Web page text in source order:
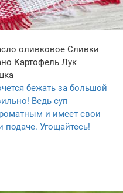
оливковое Сливки
Картофель Лук
бежать за большой
Ведь суп
и имеет свои
подаче. Угощайтесь!